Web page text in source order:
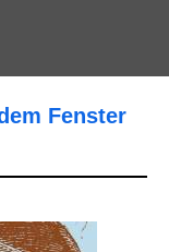
Fenster